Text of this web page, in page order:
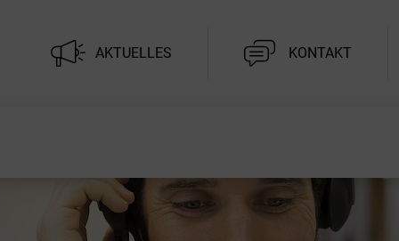
AKTUELLES KONTAKT